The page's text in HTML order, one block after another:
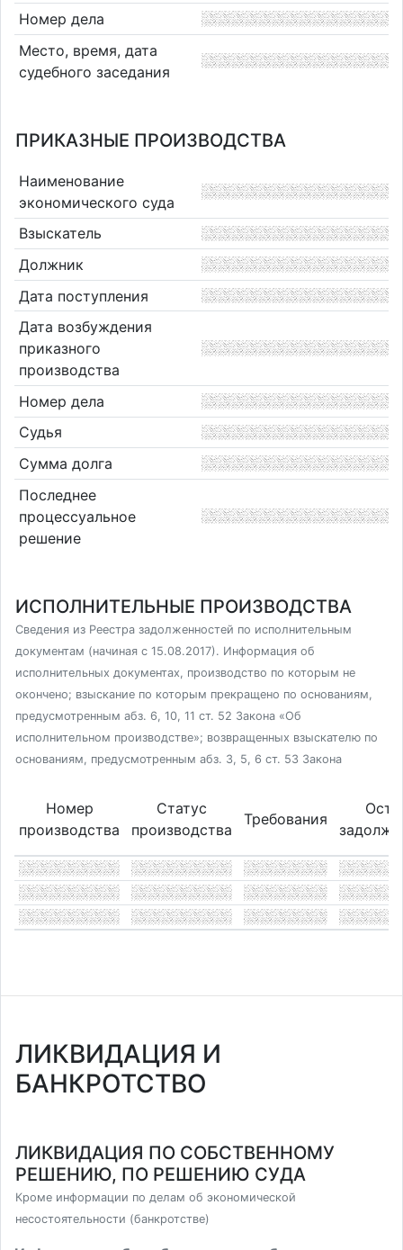
Номер дела
Место, время, дата
судебного заседания
ПРИКАЗНЫЕ ПРОИЗВОДСТВА
Наименование
экономического суда
Взыскатель
Должник
Дата поступления
Дата возбуждения
приказного
производства
Номер дела
Судья
Сумма долга
Последнее
процессуальное
решение
ИСПОЛНИТЕЛЬНЫЕ ПРОИЗВОДСТВА
Сведения из Реестра задолженностей по исполнительным
документам (начиная с 15.08.2017). Информация об
исполнительных документах, производство по которым не
окончено; взыскание по которым прекращено по основаниям,
предусмотренным абз. 6, 10, 11 ст. 52 Закона «Об
исполнительном производстве»; возвращенных взыскателю по
основаниям, предусмотренным абз. 3, 5, 6 ст. 53 Закона
Номер
производства
Статус
производства
Требования
ЛИКВИДАЦИЯ И
БАНКРОТСТВО
ЛИКВИДАЦИЯ ПО СОБСТВЕННОМУ
РЕШЕНИЮ, ПО РЕШЕНИЮ СУДА
Кроме информации по делам об экономической
несостоятельности (банкротстве)